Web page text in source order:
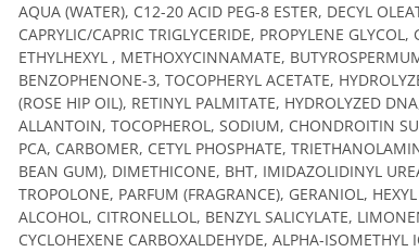
AQUA (WATER), C12-20 ACID PEG-8 ESTER, DECYL
CAPRYLIC/CAPRIC TRIGLYCERIDE, PROPYLENE GLYCOL,
ETHYLHEXYL , METHOXYCINNAMATE,
BENZOPHENONE-3, TOCOPHERYL ACETATE,
(ROSE HIP OIL), RETINYL PALMITATE, HYDROLYZED
ALLANTOIN, TOCOPHEROL, SODIUM, CHONDROITIN
PCA, CARBOMER, CETYL PHOSPHATE,
BEAN GUM), DIMETHICONE, BHT, IMIDAZOLIDINYL
TROPOLONE, PARFUM (FRAGRANCE), GERANIOL,
ALCOHOL, CITRONELLOL, BENZYL SALICYLATE,
CYCLOHEXENE CARBOXALDEHYDE, ALPHA-ISOMETHYL